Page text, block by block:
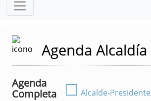
Agenda Alcaldía
Agenda
Completa
☐ Alcalde-Presidente